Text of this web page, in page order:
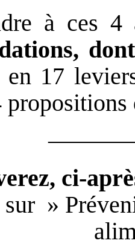
à ces
en 17
ci-
sur »